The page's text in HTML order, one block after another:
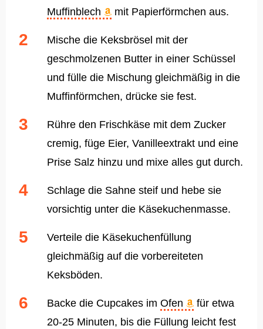
Muffinblech
mit Papierförmchen aus.
Mische die Keksbrösel mit der
geschmolzenen Butter in einer Schüssel
und fülle die Mischung gleichmäßig in die
Muffinförmchen, drücke sie fest.
Rühre den Frischkäse mit dem Zucker
cremig, füge Eier, Vanilleextrakt und eine
Prise Salz hinzu und mixe alles gut durch.
Schlage die Sahne steif und hebe sie
vorsichtig unter die Käsekuchenmasse.
Verteile die Käsekuchenfüllung
gleichmäßig auf die vorbereiteten
Keksböden.
Backe die Cupcakes im Ofen
für etwa
20-25 Minuten, bis die Füllung leicht fest